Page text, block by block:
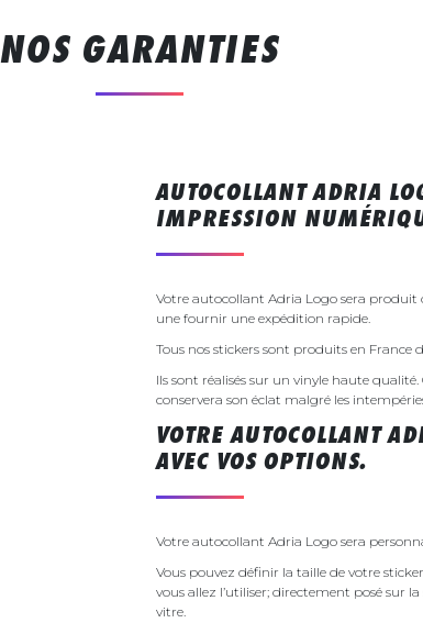
NOS GARANTIES
AUTOCOLLANT ADRIA
IMPRESSION
Votre autocollant Adria Logo sera
une fournir une expédition rapide.
Tous nos stickers sont produits en France
Ils sont réalisés sur un vinyle haute
conservera son éclat malgré les
VOTRE AUTOCOLLANT
AVEC VOS OPTIONS.
Votre autocollant Adria Logo sera
Vous pouvez définir la taille de votre
vous allez l’utiliser; directement posé sur
vitre.